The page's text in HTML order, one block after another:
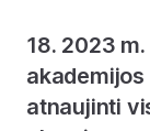
18. 2023
atnaujinti